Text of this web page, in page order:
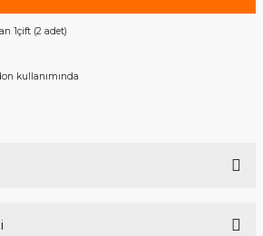
1çift (2 adet)
kullanımında